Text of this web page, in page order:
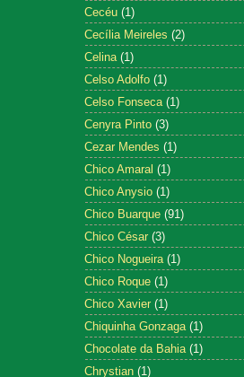
Cecéu (1)
Cecília Meireles (2)
Celina (1)
Celso Adolfo (1)
Celso Fonseca (1)
Cenyra Pinto (3)
Cezar Mendes (1)
Chico Amaral (1)
Chico Anysio (1)
Chico Buarque (91)
Chico César (3)
Chico Nogueira (1)
Chico Roque (1)
Chico Xavier (1)
Chiquinha Gonzaga (1)
Chocolate da Bahia (1)
Chrystian (1)